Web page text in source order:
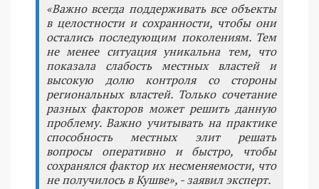
«Важно всегда поддерживать все объекты
в целостности и сохранности, чтобы они
остались последующим поколениям. Тем
не менее ситуация уникальна тем, что
показала слабость местных властей и
высокую долю контроля со стороны
региональных властей. Только сочетание
разных факторов может решить данную
проблему. Важно учитывать на практике
способность местных элит решать
вопросы оперативно и быстро, чтобы
сохранялся фактор их несменяемости, что
не получилось в Кушве», - заявил эксперт.